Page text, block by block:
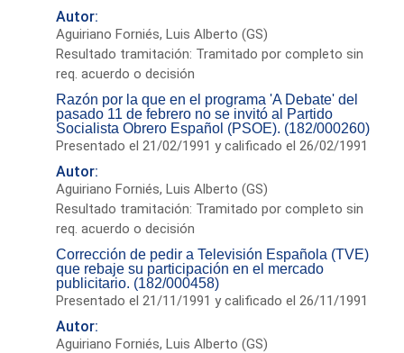
Autor:
Aguiriano Forniés, Luis Alberto (GS)
Resultado tramitación: Tramitado por completo sin
req. acuerdo o decisión
Razón por la que en el programa 'A Debate' del
pasado 11 de febrero no se invitó al Partido
Socialista Obrero Español (PSOE). (182/000260)
Presentado el 21/02/1991 y calificado el 26/02/1991
Autor:
Aguiriano Forniés, Luis Alberto (GS)
Resultado tramitación: Tramitado por completo sin
req. acuerdo o decisión
Corrección de pedir a Televisión Española (TVE)
que rebaje su participación en el mercado
publicitario. (182/000458)
Presentado el 21/11/1991 y calificado el 26/11/1991
Autor:
Aguiriano Forniés, Luis Alberto (GS)